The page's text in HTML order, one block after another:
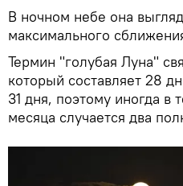
В ночном небе она
максимального
Термин "голубая Луна"
который составляет 28
31 дня, поэтому иногда в
месяца случается два